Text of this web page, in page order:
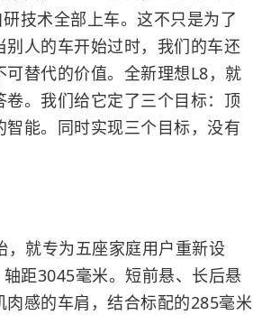
技术全部上车。这不只是为了
人的车开始过时，我们的车还
替代的价值。全新理想L8，就
。我们给它定了三个目标：顶
能。同时实现三个目标，没有
就专为五座家庭用户重新设
距3045毫米。短前悬、长后悬
感的车肩，结合标配的285毫米